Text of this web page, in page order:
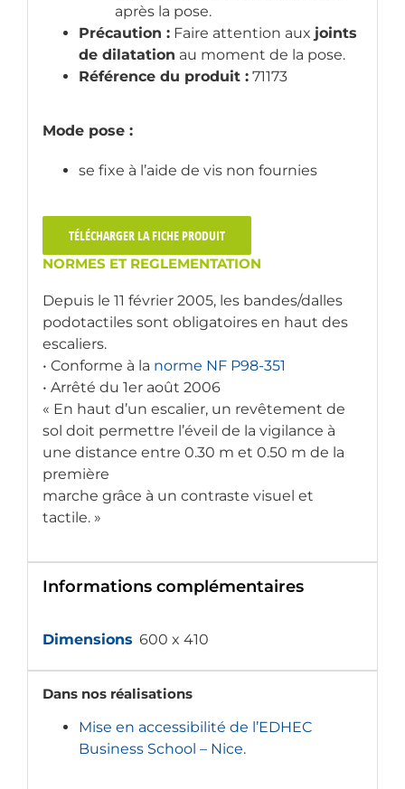
après la pose.
Précaution :Faire attention aux joints
de dilatation au moment de la pose.
Référence du produit :71173
Mode pose :
se fixe à l’aide de vis non fournies
TÉLÉCHARGER LA FICHE PRODUIT
NORMES ET REGLEMENTATION
Depuis le 11 février 2005, les bandes/dalles
podotactiles sont obligatoires en haut des
escaliers.
• Conforme à la norme NF P98-351
• Arrêté du 1er août 2006
« En haut d’un escalier, un revêtement de
sol doit permettre l’éveil de la vigilance à
une distance entre 0.30 m et 0.50 m de la
première
marche grâce à un contraste visuel et
tactile. »
Informations complémentaires
Dimensions 600 x 410
Dans nos réalisations
Mise en accessibilité de l’EDHEC
Business School – Nice.